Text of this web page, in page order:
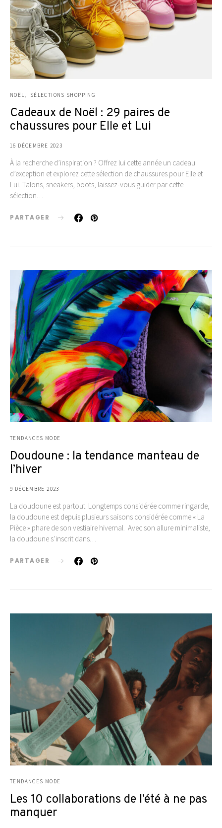
NOËL SÉLECTIONS SHOPPING
Cadeaux de Noël : 29 paires de
chaussures pour Elle et Lui
16 DÉCEMBRE 2023
À la recherche d’inspiration ? Offrez lui cette année un cadeau
d’exception et explorez cette sélection de chaussures pour Elle et
Lui. Talons, sneakers, boots, laissez-vous guider par cette
sélection…
PARTAGER
TENDANCES MODE
Doudoune : la tendance manteau de
l’hiver
9 DÉCEMBRE 2023
La doudoune est partout. Longtemps considérée comme ringarde,
la doudoune est depuis plusieurs saisons considérée comme « La
Pièce » phare de son vestiaire hivernal. Avec son allure minimaliste,
la doudoune s’inscrit dans…
PARTAGER
TENDANCES MODE
Les 10 collaborations de l’été à ne pas
manquer